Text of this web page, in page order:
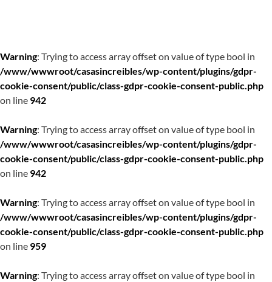
Warning: Trying to access array offset on value of type bool in
/www/wwwroot/casasincreibles/wp-content/plugins/gdpr-
cookie-consent/public/class-gdpr-cookie-consent-public.php
on line 942
Warning: Trying to access array offset on value of type bool in
/www/wwwroot/casasincreibles/wp-content/plugins/gdpr-
cookie-consent/public/class-gdpr-cookie-consent-public.php
on line 942
Warning: Trying to access array offset on value of type bool in
/www/wwwroot/casasincreibles/wp-content/plugins/gdpr-
cookie-consent/public/class-gdpr-cookie-consent-public.php
on line 959
Warning: Trying to access array offset on value of type bool in